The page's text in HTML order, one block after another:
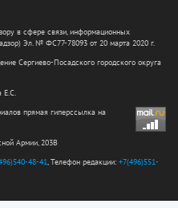
в сфере связи, информационных
Эл. № ФС77-78093 от 20 марта 2020 г.
Сергиево-Посадского городского округа
Е.С.
прямая гиперссылка на
Армии, 203В
48-41, Телефон редакции: +7(496)551-